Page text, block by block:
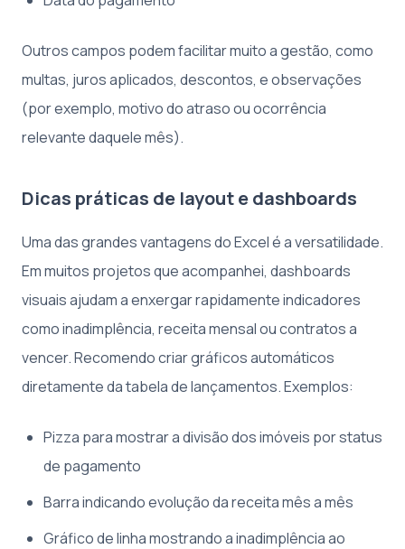
Outros campos podem facilitar muito a gestão, como
multas, juros aplicados, descontos, e observações
(por exemplo, motivo do atraso ou ocorrência
relevante daquele mês).
Dicas práticas de layout e dashboards
Uma das grandes vantagens do Excel é a versatilidade.
Em muitos projetos que acompanhei, dashboards
visuais ajudam a enxergar rapidamente indicadores
como inadimplência, receita mensal ou contratos a
vencer. Recomendo criar gráficos automáticos
diretamente da tabela de lançamentos. Exemplos:
Pizza para mostrar a divisão dos imóveis por status
de pagamento
Barra indicando evolução da receita mês a mês
Gráfico de linha mostrando a inadimplência ao